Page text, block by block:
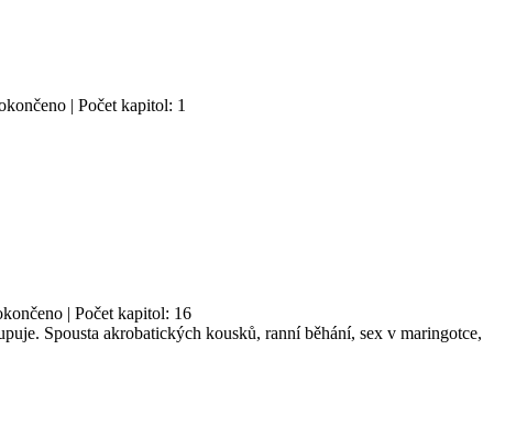
| Počet kapitol: 1
| Počet kapitol: 16
Spousta akrobatických kousků, ranní běhání, sex v maringotce,